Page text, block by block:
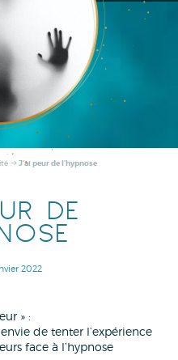
J’ai peur de l’hypnose
DE
2022
» :
de tenter l’expérience
face à l’hypnose